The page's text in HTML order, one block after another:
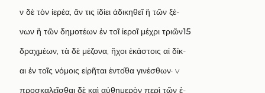
ν δὲ τὸν ἱερέα, ἄν τις ἰδίει ἀδικηθεῖ ἢ τῶν ξέ-
νων ἢ τῶν δημοτέων ἐν τοῖ ἱεροῖ μέχρι τριῶν15
δραχμέων, τὰ δὲ μέζονα, ἥχοι ἑκάστοις αἱ δίκ-
αι ἐν τοῖς νόμοις εἰρῆται ἐντοθα γινέσθων·v
προσκαλεῖσθαι δὲ καὶ αὐθημερὸν περὶ τῶν ἐ-